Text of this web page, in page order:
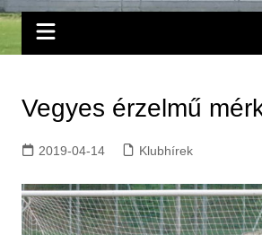
Vegyes érzelmű
2019-04-14 Klubhírek